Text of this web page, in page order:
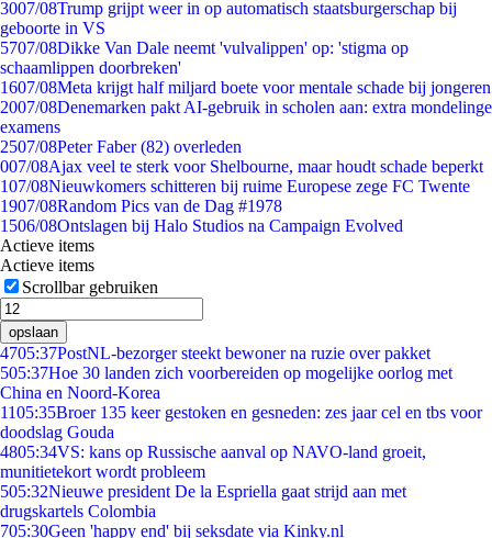
3007/08Trump grijpt weer in op automatisch staatsburgerschap bij
geboorte in VS
5707/08Dikke Van Dale neemt 'vulvalippen' op: 'stigma op
schaamlippen doorbreken'
1607/08Meta krijgt half miljard boete voor mentale schade bij jongeren
2007/08Denemarken pakt AI-gebruik in scholen aan: extra mondelinge
examens
2507/08Peter Faber (82) overleden
007/08Ajax veel te sterk voor Shelbourne, maar houdt schade beperkt
107/08Nieuwkomers schitteren bij ruime Europese zege FC Twente
1907/08Random Pics van de Dag #1978
1506/08Ontslagen bij Halo Studios na Campaign Evolved
Actieve items
Actieve items
Scrollbar gebruiken
opslaan
4705:37PostNL-bezorger steekt bewoner na ruzie over pakket
505:37Hoe 30 landen zich voorbereiden op mogelijke oorlog met
China en Noord-Korea
1105:35Broer 135 keer gestoken en gesneden: zes jaar cel en tbs voor
doodslag Gouda
4805:34VS: kans op Russische aanval op NAVO-land groeit,
munitietekort wordt probleem
505:32Nieuwe president De la Espriella gaat strijd aan met
drugskartels Colombia
705:30Geen 'happy end' bij seksdate via Kinky.nl